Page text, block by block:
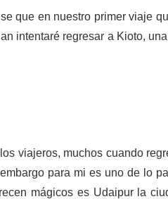
que en nuestro primer viaje
intentaré regresar a Kioto,
viajeros, muchos cuando
para mi es uno de lo
mágicos es Udaipur la